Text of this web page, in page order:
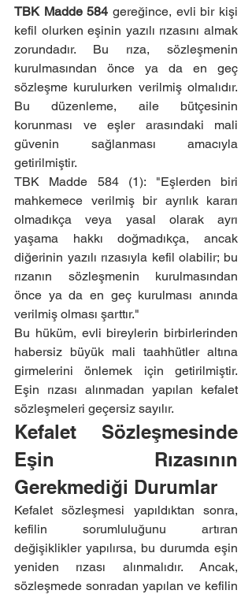
TBK Madde 584 gereğince, evli bir kişi
kefil olurken eşinin yazılı rızasını almak
zorundadır. Bu rıza, sözleşmenin
kurulmasından önce ya da en geç
sözleşme kurulurken verilmiş olmalıdır.
Bu düzenleme, aile bütçesinin
korunması ve eşler arasındaki mali
güvenin sağlanması amacıyla
getirilmiştir.
TBK Madde 584 (1): "Eşlerden biri
mahkemece verilmiş bir ayrılık kararı
olmadıkça veya yasal olarak ayrı
yaşama hakkı doğmadıkça, ancak
diğerinin yazılı rızasıyla kefil olabilir; bu
rızanın sözleşmenin kurulmasından
önce ya da en geç kurulması anında
verilmiş olması şarttır."
Bu hüküm, evli bireylerin birbirlerinden
habersiz büyük mali taahhütler altına
girmelerini önlemek için getirilmiştir.
Eşin rızası alınmadan yapılan kefalet
sözleşmeleri geçersiz sayılır.
Kefalet Sözleşmesinde
Eşin Rızasının
Gerekmediği Durumlar
Kefalet sözleşmesi yapıldıktan sonra,
kefilin sorumluluğunu artıran
değişiklikler yapılırsa, bu durumda eşin
yeniden rızası alınmalıdır. Ancak,
sözleşmede sonradan yapılan ve kefilin